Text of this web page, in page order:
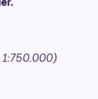
1:750.000)